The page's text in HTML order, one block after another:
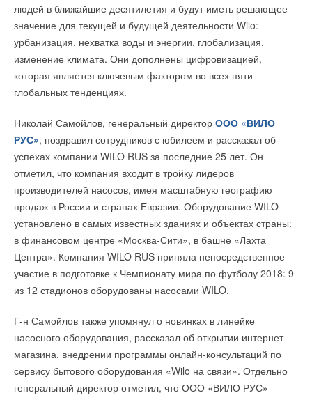
людей в ближайшие десятилетия и будут иметь решающее
значение для текущей и будущей деятельности Wilo:
урбанизация, нехватка воды и энергии, глобализация,
изменение климата. Они дополнены цифровизацией,
которая является ключевым фактором во всех пяти
глобальных тенденциях.
Николай Самойлов, генеральный директор ООО «ВИЛО
РУС», поздравил сотрудников с юбилеем и рассказал об
успехах компании WILO RUS за последние 25 лет. Он
отметил, что компания входит в тройку лидеров
производителей насосов, имея масштабную географию
продаж в России и странах Евразии. Оборудование WILO
установлено в самых известных зданиях и объектах страны:
в финансовом центре «Москва-Сити», в башне «Лахта
Центра». Компания WILO RUS приняла непосредственное
участие в подготовке к Чемпионату мира по футболу 2018: 9
из 12 стадионов оборудованы насосами WILO.
Г-н Самойлов также упомянул о новинках в линейке
насосного оборудования, рассказал об открытии интернет-
магазина, внедрении программы онлайн-консультаций по
сервису бытового оборудования «Wilo на связи». Отдельно
генеральный директор отметил, что ООО «ВИЛО РУС»
для электромобилей и БПЛА
НОВОСТИ СОК 19 ИЮНЯ 2026
счет собственной добычи
НОВОСТИ СОК 17 ИЮНЯ 2026
→
натрий-ионных батарей для СНЭ
→
Полигон для испытаний электротранспорта и ВИЭ
НОВОСТИ СОК 17 АПРЕЛЯ 2026
фотоэлектрических преобразователях в районе города
Краснодара
ЖУРНАЛ СОК АПРЕЛЬ 2026
→
Китайские производители анонсируют всё новые
твердотельные аккумуляторы
НОВОСТИ СОК 26 МАРТА 2026
→
«Флэш-зарядка» электромобилей мощностью 1,5 МВт
НОВОСТИ СОК 11 МАРТА 2026
Уведомления отключены
Комментарии
В этой теме еще нет комментариев